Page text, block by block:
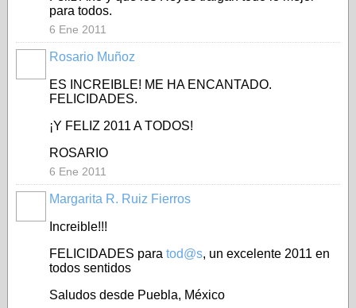
para todos.
6 Ene 2011
Rosario Muñoz
ES INCREIBLE! ME HA ENCANTADO.
FELICIDADES.
¡Y FELIZ 2011 A TODOS!
ROSARIO
6 Ene 2011
Margarita R. Ruiz Fierros
Increible!!!
FELICIDADES para tod@s, un excelente 2011 en
todos sentidos
Saludos desde Puebla, México